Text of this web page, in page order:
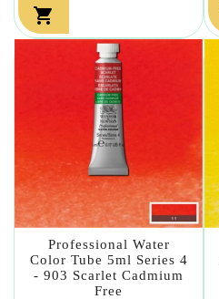

Professional Water
Color Tube 5ml Series 4
- 903 Scarlet Cadmium
Free